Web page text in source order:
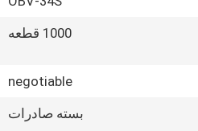
1000 قطعه
negotiable
بسته صادرات